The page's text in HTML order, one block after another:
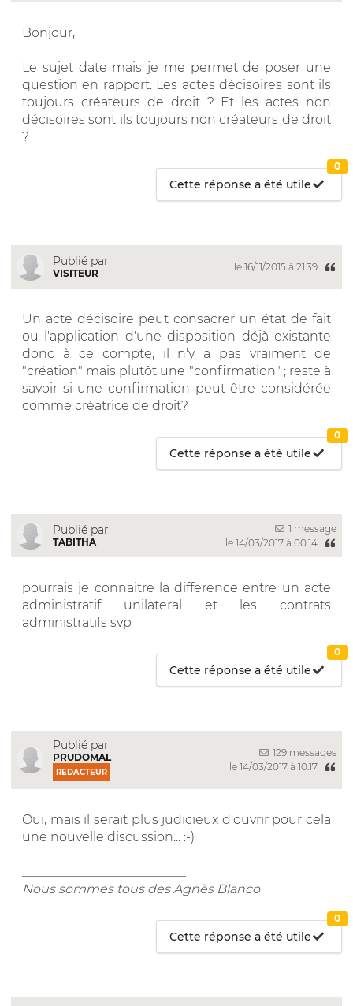
Bonjour,
Le sujet date mais je me permet de poser une
question en rapport. Les actes décisoires sont ils
toujours créateurs de droit ? Et les actes non
décisoires sont ils toujours non créateurs de droit
?
Cette réponse a été utile
0
Publié par
VISITEUR
le 16/11/2015 à 21:39
Un acte décisoire peut consacrer un état de fait
ou l'application d'une disposition déjà existante
donc à ce compte, il n'y a pas vraiment de
"création" mais plutôt une "confirmation" ; reste à
savoir si une confirmation peut être considérée
comme créatrice de droit?
Cette réponse a été utile
0
Publié par
TABITHA
1 message
le 14/03/2017 à 00:14
pourrais je connaitre la difference entre un acte
administratif unilateral et les contrats
administratifs svp
Cette réponse a été utile
0
Publié par
PRUDOMAL
REDACTEUR
129 messages
le 14/03/2017 à 10:17
Oui, mais il serait plus judicieux d'ouvrir pour cela
une nouvelle discussion... :-)
Nous sommes tous des Agnès Blanco
Cette réponse a été utile
0